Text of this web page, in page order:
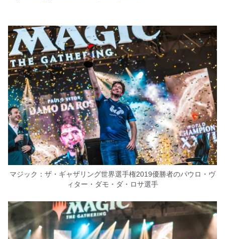
マジック：ザ・ギャザリング世界選手権2019優勝者のパウロ・ヴ
ィター・ダモ・ダ・ロサ選手